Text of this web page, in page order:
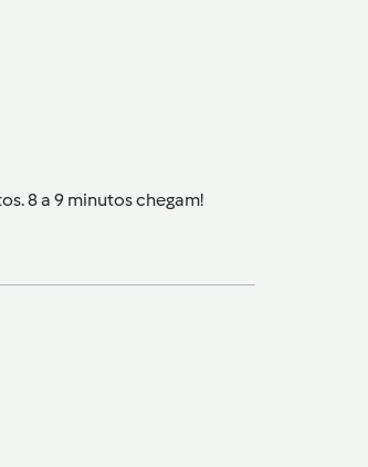
8 a 9 minutos chegam!